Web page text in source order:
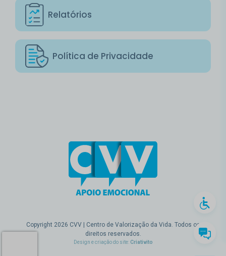
Relatórios
Política de Privacidade
Copyright 2026 CVV | Centro de Valorização da Vida. Todos os
direitos reservados.
Design e criação do site:Criativito